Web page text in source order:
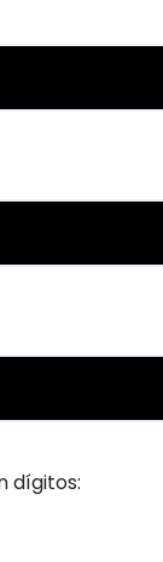
dígitos: